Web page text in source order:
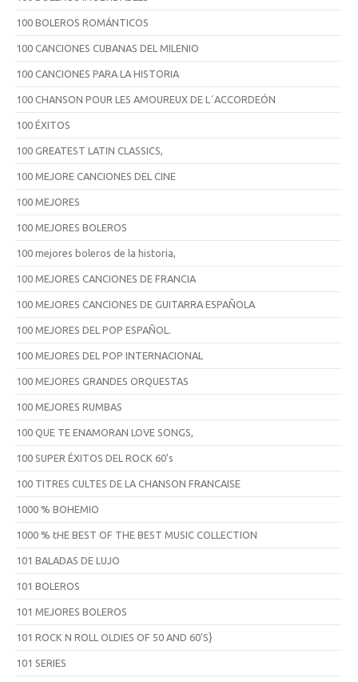
100 BOLEROS ROMÁNTICOS
100 CANCIONES CUBANAS DEL MILENIO
100 CANCIONES PARA LA HISTORIA
100 CHANSON POUR LES AMOUREUX DE L´ACCORDEÓN
100 ÉXITOS
100 GREATEST LATIN CLASSICS,
100 MEJORE CANCIONES DEL CINE
100 MEJORES
100 MEJORES BOLEROS
100 mejores boleros de la historia,
100 MEJORES CANCIONES DE FRANCIA
100 MEJORES CANCIONES DE GUITARRA ESPAÑOLA
100 MEJORES DEL POP ESPAÑOL.
100 MEJORES DEL POP INTERNACIONAL
100 MEJORES GRANDES ORQUESTAS
100 MEJORES RUMBAS
100 QUE TE ENAMORAN LOVE SONGS,
100 SUPER ÉXITOS DEL ROCK 60's
100 TITRES CULTES DE LA CHANSON FRANCAISE
1000 % BOHEMIO
1000 % tHE BEST OF THE BEST MUSIC COLLECTION
101 BALADAS DE LUJO
101 BOLEROS
101 MEJORES BOLEROS
101 ROCK N ROLL OLDIES OF 50 AND 60'S}
101 SERIES